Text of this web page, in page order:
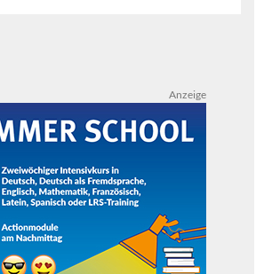
Anzeige